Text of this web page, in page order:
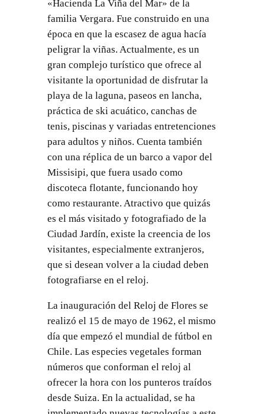
«Hacienda La Viña del Mar» de la
familia Vergara. Fue construido en una
época en que la escasez de agua hacía
peligrar la viñas. Actualmente, es un
gran complejo turístico que ofrece al
visitante la oportunidad de disfrutar la
playa de la laguna, paseos en lancha,
práctica de ski acuático, canchas de
tenis, piscinas y variadas entretenciones
para adultos y niños. Cuenta también
con una réplica de un barco a vapor del
Missisipi, que fuera usado como
discoteca flotante, funcionando hoy
como restaurante. Atractivo que quizás
es el más visitado y fotografiado de la
Ciudad Jardín, existe la creencia de los
visitantes, especialmente extranjeros,
que si desean volver a la ciudad deben
fotografiarse en el reloj.
La inauguración del Reloj de Flores se
realizó el 15 de mayo de 1962, el mismo
día que empezó el mundial de fútbol en
Chile. Las especies vegetales forman
números que conforman el reloj al
ofrecer la hora con los punteros traídos
desde Suiza. En la actualidad, se ha